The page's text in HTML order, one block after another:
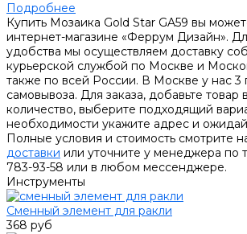
Подробнее
Купить Мозаика Gold Star GA59 вы
интернет-магазине «Феррум Дизайн».
удобства мы осуществляем доставку
курьерской службой по Москве и
также по всей России. В Москве у нас 3
самовывоза. Для заказа, добавьте товар
количество, выберите подходящий
необходимости укажите адрес и
Полные условия и стоимость смотрите
доставки или уточните у менеджера по
783-93-58 или в любом мессенджере.
Инструменты
Сменный элемент для ракли
368 руб